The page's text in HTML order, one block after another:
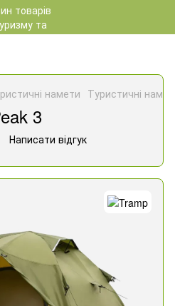
намети Туристичні
3
Написати відгук